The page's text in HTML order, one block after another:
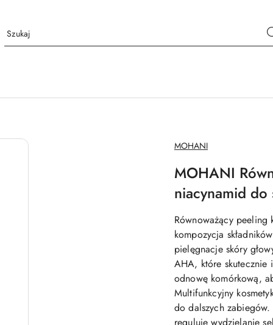
NAZWA
PRODUCENTA:
MOHANI
MOHANI
niacynamid
Równoważący peeling
kompozycja
pielęgnacje skóry
AHA, które skutecznie
odnowę komórkową,
Multifunkcyjny
do dalszych